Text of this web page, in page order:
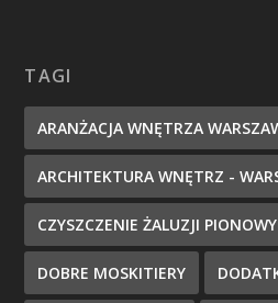
TAGI
ARANŻACJA WNĘTRZA
ARCHITEKTURA WNĘTRZ -
CZYSZCZENIE ŻALUZJI
DOBRE MOSKITIERY